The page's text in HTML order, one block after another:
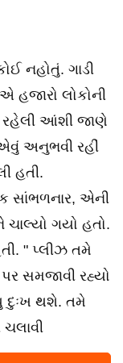
નહોતું. ગાડી
હજારો લોકોની
રહેલી આંશી જાણે
અનુભવી રહીં
હતી.
સાંભળનાર, એની
ગયો હતો.
" પ્લીઝ તમે
સમજાવી રહ્યો
દુઃખ થશે. તમે
ચલાવી